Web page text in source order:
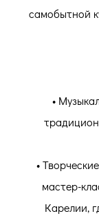
самобытной
•
•
мастер-
Карелии,